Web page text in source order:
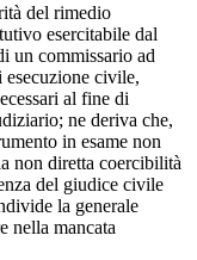
del rimedio
esercitabile dal
un commissario ad
civile,
al fine di
ne deriva che,
in esame non
non diretta coercibilità
del giudice civile
la generale
nella mancata